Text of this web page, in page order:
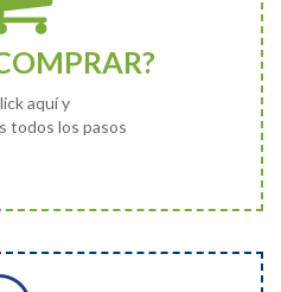
aquí y
todos los pasos